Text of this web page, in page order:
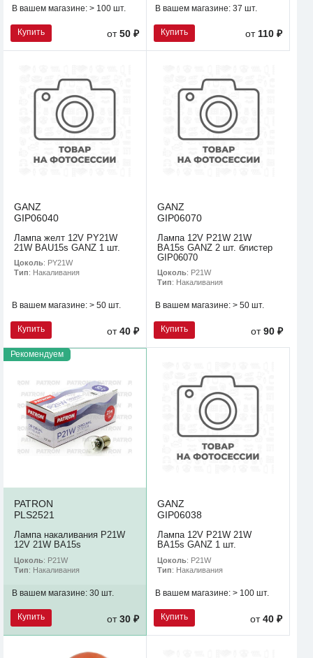
В вашем магазине: > 100 шт.
Купить от50 ₽
В вашем магазине: 37 шт.
Купить от 110 ₽
GANZ
GIP06040
Лампа желт 12V PY21W
21W BAU15s GANZ 1 шт.
Цоколь: PY21W
Тип: Накаливания
В вашем магазине: > 50 шт.
Купить от40 ₽
GANZ
GIP06070
Лампа 12V P21W 21W
BA15s GANZ 2 шт. блистер
GIP06070
Цоколь: P21W
Тип: Накаливания
В вашем магазине: > 50 шт.
Купить от90 ₽
Рекомендуем
PATRON
PLS2521
Лампа накаливания P21W
12V 21W BA15s
Цоколь: P21W
Тип: Накаливания
В вашем магазине: 30 шт.
Купить от30 ₽
GANZ
GIP06038
Лампа 12V P21W 21W
BA15s GANZ 1 шт.
Цоколь: P21W
Тип: Накаливания
В вашем магазине: > 100 шт.
Купить от40 ₽